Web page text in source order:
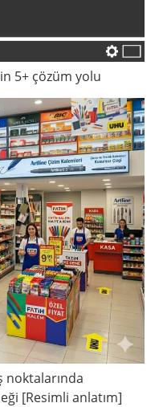
5+ çözüm yolu
noktalarında
[Resimli anlatım]